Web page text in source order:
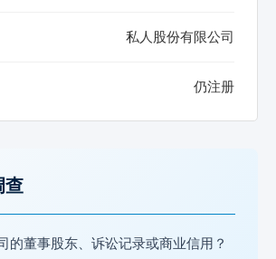
私人股份有限公司
仍注册
查
的董事股东、诉讼记录或商业信用？